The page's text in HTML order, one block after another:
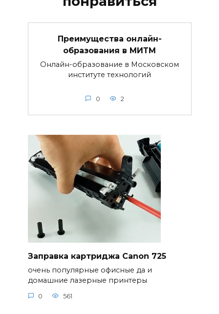
Преимущества онлайн-
образования в МИТМ
Онлайн-образование в Московском
институте технологий
0 2
Заправка картриджа Canon 725
очень популярные офисные да и
домашние лазерные принтеры
0 561